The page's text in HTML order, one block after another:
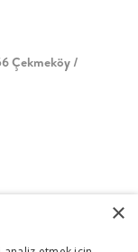
Çekmeköy /
×